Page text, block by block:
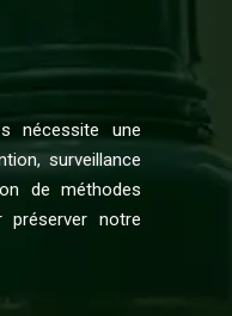
nécessite une
surveillance
de méthodes
préserver notre